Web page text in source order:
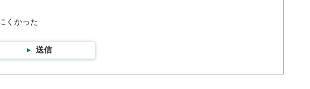
くかった
送信